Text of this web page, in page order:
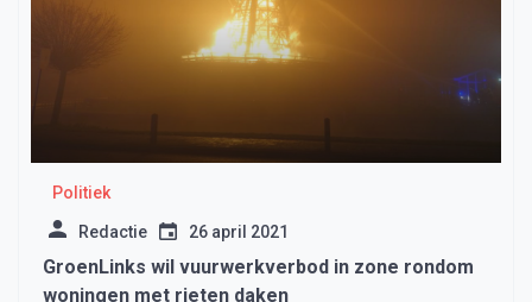
Politiek
Redactie 26 april 2021
GroenLinks wil vuurwerkverbod in zone rondom
woningen met rieten daken